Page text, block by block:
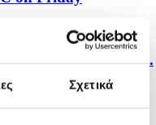
Σχετικά
in 3rd Europa...